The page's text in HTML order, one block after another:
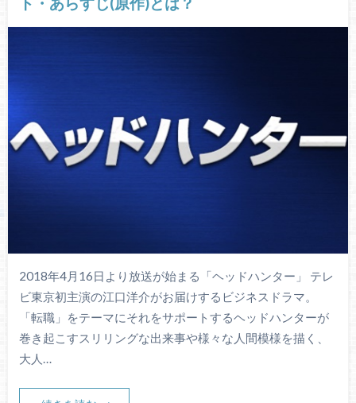
2018年4月16日より放送が始まる「ヘッドハンター」 テレ
ビ東京初主演の江口洋介がお届けするビジネスドラマ。
「転職」をテーマにそれをサポートするヘッドハンターが
巻き起こすスリリングな出来事や様々な人間模様を描く、
大人…